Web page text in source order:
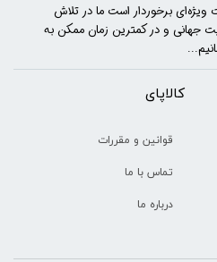
​​کالاپای
قوانین و مقررات
تماس با ما
درباره ما
ویژه‌ای برخوردار است ما در تلاش
جهانی و در کمترین زمان ممکن به